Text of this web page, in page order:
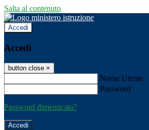
Salta al contenuto
Accedi
Accedi
button close ×
Nome Utente
Password
Password dimenticata?